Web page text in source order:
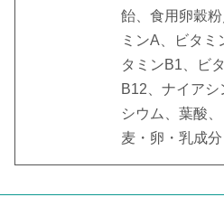
飴、食用卵穀
ミンA、ビタ
タミンB1、ビ
B12、ナイア
シウム、葉酸
麦・卵・乳成分